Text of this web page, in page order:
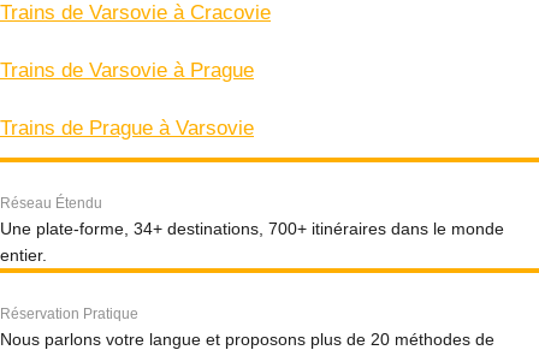
Trains de Varsovie à Cracovie
Trains de Varsovie à Prague
Trains de Prague à Varsovie
Réseau Étendu
Une plate-forme, 34+ destinations, 700+ itinéraires dans le monde
entier.
Réservation Pratique
Nous parlons votre langue et proposons plus de 20 méthodes de